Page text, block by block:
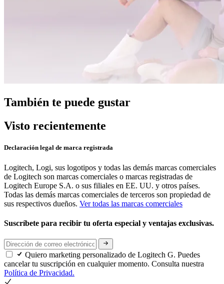
También te puede gustar
Visto recientemente
Declaración legal de marca registrada
Logitech, Logi, sus logotipos y todas las demás marcas comerciales
de Logitech son marcas comerciales o marcas registradas de
Logitech Europe S.A. o sus filiales en EE. UU. y otros países.
Todas las demás marcas comerciales de terceros son propiedad de
sus respectivos dueños. Ver todas las marcas comerciales
Suscríbete para recibir tu oferta especial y ventajas exclusivas.
Quiero marketing personalizado de Logitech G. Puedes
cancelar tu suscripción en cualquier momento. Consulta nuestra
Política de Privacidad.